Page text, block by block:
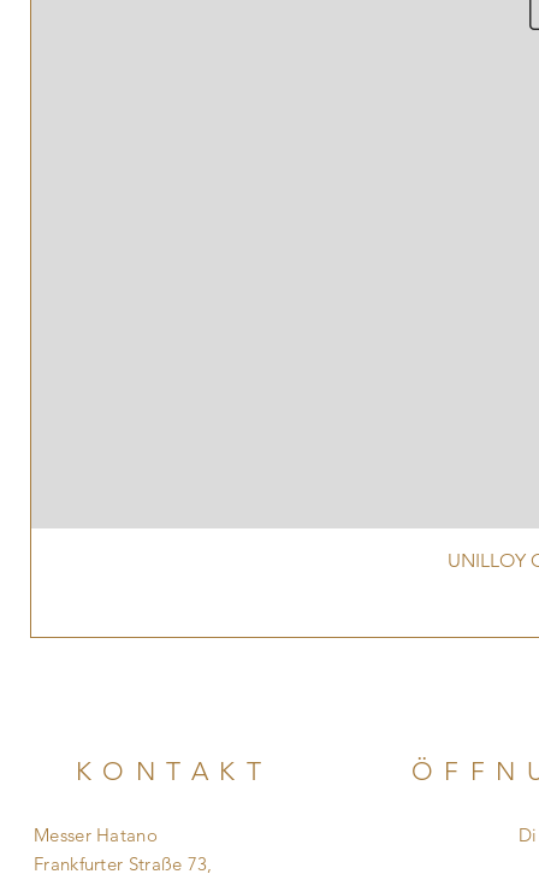
UNILLOY
KONTAKT
Messer Hatano
Frankfurter Straße 73,